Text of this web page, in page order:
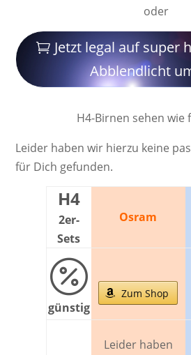
oder
Jetzt legal auf super
Abblendlicht
H4-Birnen sehen wie
Leider haben wir hierzu keine
für Dich gefunden.
H4
2er-
Sets
Osram

günstig
Zum Shop
Leider haben